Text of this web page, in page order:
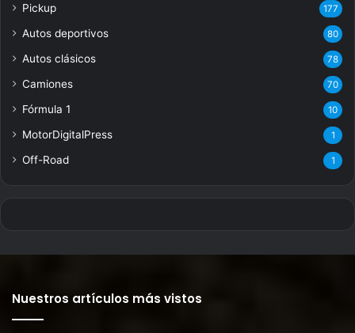
Pickup 177
Autos deportivos 80
Autos clásicos 78
Camiones 70
Fórmula 1 10
MotorDigitalPress 1
Off-Road 1
Nuestros artículos más vistos